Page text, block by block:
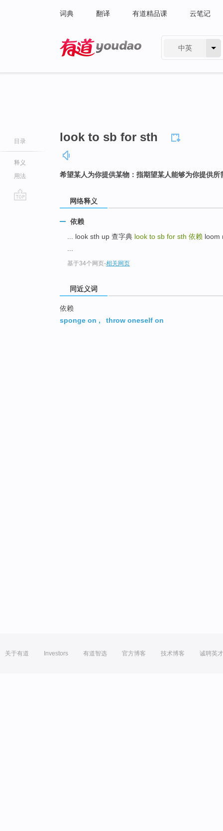
词典 翻译 有道精品课 云笔记
中英
目录
释义
用法
look to sb for sth
希望某人为你提供某物：指期望某人能够为你提供所
网络释义
依赖
... look sth up 查字典 look to sb for sth 依赖 loom
基于34个网页-相关网页
同近义词
依赖
sponge on , throw oneself on
关于有道 Investors 有道智选 官方博客 技术博客 诚聘英才